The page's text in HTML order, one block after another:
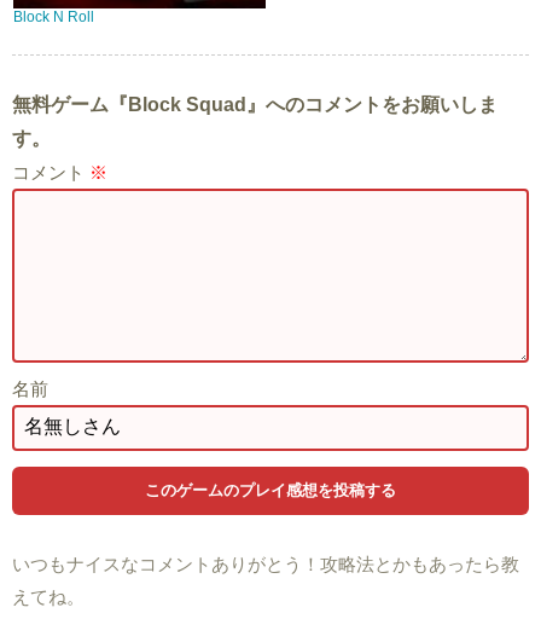
Block N Roll
無料ゲーム『Block Squad』へのコメントをお願いしま
す。
コメント ※
名前
いつもナイスなコメントありがとう！攻略法とかもあったら教
えてね。